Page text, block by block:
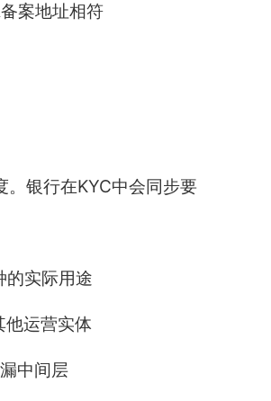
案地址相符
。银行在KYC中会同步要
的实际用途
他运营实体
中间层